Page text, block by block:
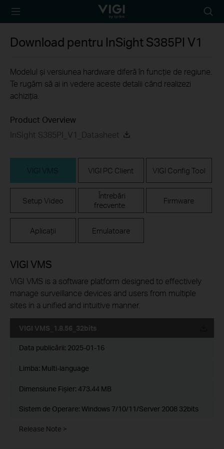
TP-Link, Reliably
icon
Download pentru InSight S385PI V1
Modelul și versiunea hardware diferă în funcție de regiune.
Te rugăm să ai in vedere aceste detalii când realizezi
achiziția.
Product Overview
InSight S385PI_V1_Datasheet
VIGI VMS VIGI PC Client VIGI Config Tool
Setup Video
Întrebări
frecvente
Firmware
Aplicații Emulatoare
VIGI VMS
VIGI VMS is a software platform designed to effectively
manage surveillance devices and users from multiple
sites in a unified and intuitive manner.
VIGI VMS_1.8.56_32bits
Data publicării: 2025-01-16
Limba: Multi-language
Dimensiune Fişier: 473.44 MB
Sistem de Operare: Windows 7/10/11/Server 2008 32bits
Release Note >